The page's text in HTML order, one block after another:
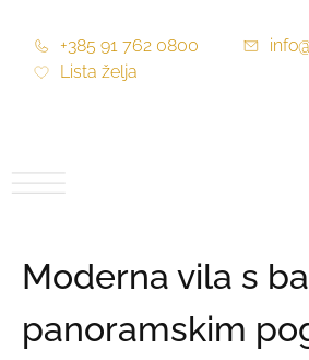
+385 91 762 0800
Lista želja
Moderna vila s
panoramskim